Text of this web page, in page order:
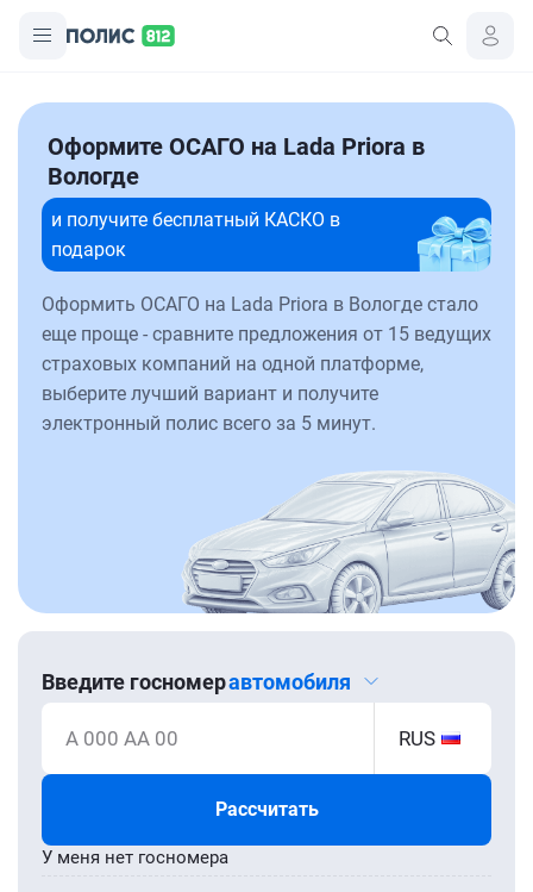
Оформите ОСАГО на Lada Priora в
Вологде
и получите бесплатный КАСКО в
подарок
Оформить ОСАГО на Lada Priora в Вологде стало
еще проще - сравните предложения от 15 ведущих
страховых компаний на одной платформе,
выберите лучший вариант и получите
электронный полис всего за 5 минут.
Введите госномеравтомобиля
А 000 АА 00 RUS
Рассчитать
У меня нет госномера